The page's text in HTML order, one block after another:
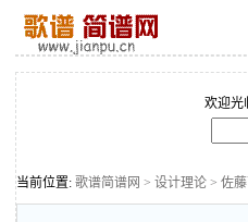
欢迎光
当前位置: 歌谱简谱网 > 设计理论 > 佐